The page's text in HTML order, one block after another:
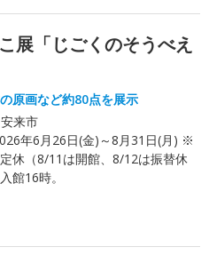
「じごくのそうべえ
原画など約80点を展示
来市
年6月26日(金)～8月31日(月) ※
休（8/11は開館、8/12は振替休
館16時。